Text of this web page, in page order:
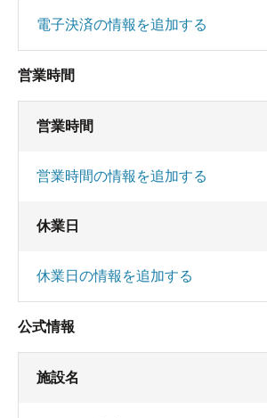
電子決済の情報を追加する
営業時間
営業時間
営業時間の情報を追加する
休業日
休業日の情報を追加する
公式情報
施設名